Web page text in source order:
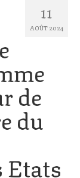
11
AOÛT 2024
de
du
Etats